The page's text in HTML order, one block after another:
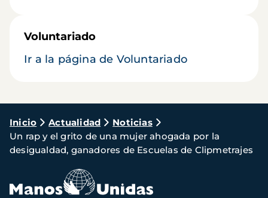
Voluntariado
Ir a la página de Voluntariado
Ruta
de
navegación
Inicio Actualidad
Noticias
Un rap y el grito de una mujer ahogada por la
desigualdad, ganadores de Escuelas de Clipmetrajes